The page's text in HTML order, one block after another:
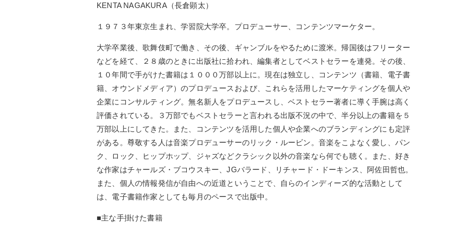
KENTA NAGAKURA（長倉顕太）
１９７３年東京生まれ、学習院大学卒。プロデューサー、コンテンツマーケター。
大学卒業後、歌舞伎町で働き、その後、ギャンブルをやるために渡米。帰国後はフリーター
などを経て、２８歳のときに出版社に拾われ、編集者としてベストセラーを連発。その後、
１０年間で手がけた書籍は１０００万部以上に。現在は独立し、コンテンツ（書籍、電子書
籍、オウンドメディア）のプロデュースおよび、これらを活用したマーケティングを個人や
企業にコンサルティング。無名新人をプロデュースし、ベストセラー著者に導く手腕は高く
評価されている。３万部でもベストセラーと言われる出版不況の中で、半分以上の書籍を５
万部以上にしてきた。また、コンテンツを活用した個人や企業へのブランディングにも定評
がある。尊敬する人は音楽プロデューサーのリック・ルービン。音楽をこよなく愛し、パン
ク、ロック、ヒップホップ、ジャズなどクラシック以外の音楽なら何でも聴く。また、好き
な作家はチャールズ・ブコウスキー、JGバラード、リチャード・ドーキンス、阿佐田哲也。
また、個人の情報発信が自由への近道ということで、自らのインディーズ的な活動として
は、電子書籍作家としても毎月のペースで出版中。
■主な手掛けた書籍